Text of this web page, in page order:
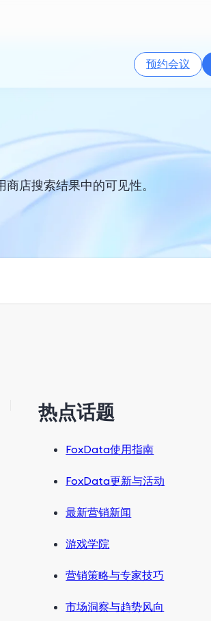
预约会议
店搜索结果中的可见性。
热点话题
FoxData使用指南
FoxData更新与活动
最新营销新闻
游戏学院
营销策略与专家技巧
市场洞察与趋势风向